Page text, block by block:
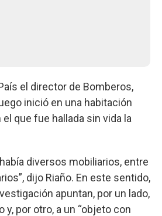
el director de Bomberos,
inició en una habitación
que fue hallada sin vida la
diversos mobiliarios, entre
dijo Riaño. En este sentido,
apuntan, por un lado,
por otro, a un “objeto con